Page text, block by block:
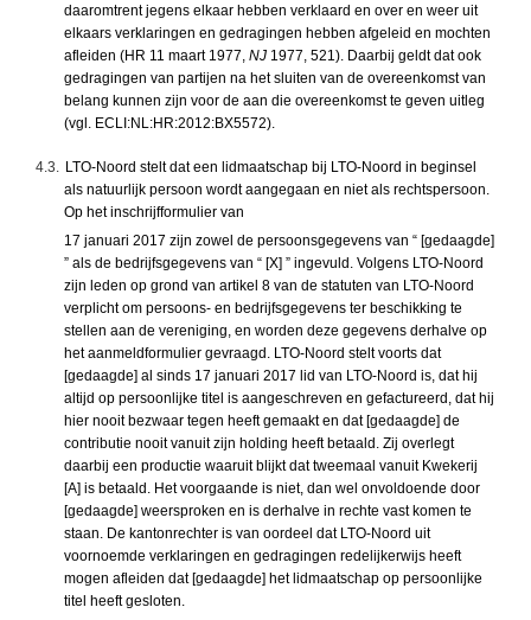
daaromtrent jegens elkaar hebben verklaard en over en weer uit
elkaars verklaringen en gedragingen hebben afgeleid en mochten
afleiden (HR 11 maart 1977, NJ 1977, 521). Daarbij geldt dat ook
gedragingen van partijen na het sluiten van de overeenkomst van
belang kunnen zijn voor de aan die overeenkomst te geven uitleg
(vgl. ECLI:NL:HR:2012:BX5572).
4.3. LTO-Noord stelt dat een lidmaatschap bij LTO-Noord in beginsel
als natuurlijk persoon wordt aangegaan en niet als rechtspersoon.
Op het inschrijfformulier van
17 januari 2017 zijn zowel de persoonsgegevens van “ [gedaagde]
” als de bedrijfsgegevens van “ [X] ” ingevuld. Volgens LTO-Noord
zijn leden op grond van artikel 8 van de statuten van LTO-Noord
verplicht om persoons- en bedrijfsgegevens ter beschikking te
stellen aan de vereniging, en worden deze gegevens derhalve op
het aanmeldformulier gevraagd. LTO-Noord stelt voorts dat
[gedaagde] al sinds 17 januari 2017 lid van LTO-Noord is, dat hij
altijd op persoonlijke titel is aangeschreven en gefactureerd, dat hij
hier nooit bezwaar tegen heeft gemaakt en dat [gedaagde] de
contributie nooit vanuit zijn holding heeft betaald. Zij overlegt
daarbij een productie waaruit blijkt dat tweemaal vanuit Kwekerij
[A] is betaald. Het voorgaande is niet, dan wel onvoldoende door
[gedaagde] weersproken en is derhalve in rechte vast komen te
staan. De kantonrechter is van oordeel dat LTO-Noord uit
voornoemde verklaringen en gedragingen redelijkerwijs heeft
mogen afleiden dat [gedaagde] het lidmaatschap op persoonlijke
titel heeft gesloten.